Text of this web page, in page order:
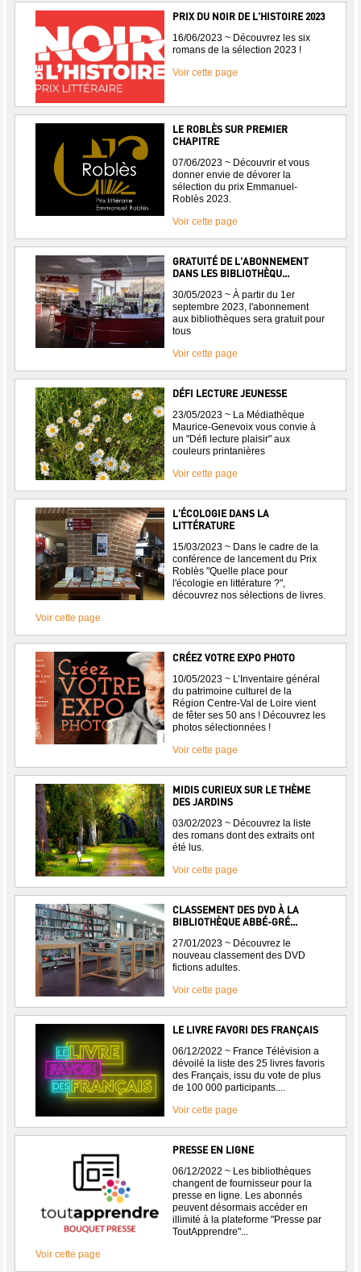
PRIX DU NOIR DE L'HISTOIRE 2023
16/06/2023 ~ Découvrez les six
romans de la sélection 2023 !
Voir cette page
LE ROBLÈS SUR PREMIER
CHAPITRE
07/06/2023 ~ Découvrir et vous
donner envie de dévorer la
sélection du prix Emmanuel-
Roblès 2023.
Voir cette page
GRATUITÉ DE L'ABONNEMENT
DANS LES BIBLIOTHÈQU...
30/05/2023 ~ À partir du 1er
septembre 2023, l'abonnement
aux bibliothèques sera gratuit pour
tous
Voir cette page
DÉFI LECTURE JEUNESSE
23/05/2023 ~ La Médiathèque
Maurice-Genevoix vous convie à
un "Défi lecture plaisir" aux
couleurs printanières
Voir cette page
L'ÉCOLOGIE DANS LA
LITTÉRATURE
15/03/2023 ~ Dans le cadre de la
conférence de lancement du Prix
Roblès "Quelle place pour
l'écologie en littérature ?",
découvrez nos sélections de livres.
Voir cette page
CRÉEZ VOTRE EXPO PHOTO
10/05/2023 ~ L’Inventaire général
du patrimoine culturel de la
Région Centre-Val de Loire vient
de fêter ses 50 ans ! Découvrez les
photos sélectionnées !
Voir cette page
MIDIS CURIEUX SUR LE THÈME
DES JARDINS
03/02/2023 ~ Découvrez la liste
des romans dont des extraits ont
été lus.
Voir cette page
CLASSEMENT DES DVD À LA
BIBLIOTHÈQUE ABBÉ-GRÉ...
27/01/2023 ~ Découvrez le
nouveau classement des DVD
fictions adultes.
Voir cette page
LE LIVRE FAVORI DES FRANÇAIS
06/12/2022 ~ France Télévision a
dévoilé la liste des 25 livres favoris
des Français, issu du vote de plus
de 100 000 participants....
Voir cette page
PRESSE EN LIGNE
06/12/2022 ~ Les bibliothèques
changent de fournisseur pour la
presse en ligne. Les abonnés
peuvent désormais accéder en
illimité à la plateforme "Presse par
ToutApprendre"...
Voir cette page